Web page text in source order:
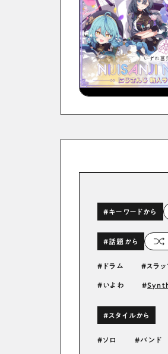
#キーワードから
#話題から
ドラム スラッ
いよわ
#スタイルから
ソロ バンド